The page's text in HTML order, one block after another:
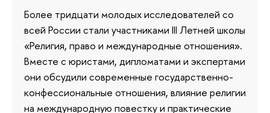
Более тридцати молодых исследователей со
всей России стали участниками III Летней школы
«Религия, право и международные отношения».
Вместе с юристами, дипломатами и экспертами
они обсудили современные государственно-
конфессиональные отношения, влияние религии
на международную повестку и практические